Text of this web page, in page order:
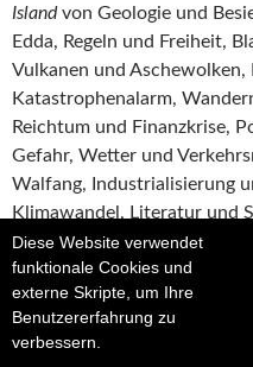
Diese Website verwendet
funktionale Cookies und
externe Skripte, um Ihre
Benutzererfahrung zu
verbessern.
Islandvon Geologie und
Edda, Regeln und Freiheit,
Vulkanen und Aschewolken,
Katastrophenalarm,
Reichtum und Finanzkrise,
Gefahr, Wetter und
Walfang, Industrialisierung
Klimawandel, Literatur und
Þingvallavatn, Halldór
und dem „echten“ Island,
Fußball und Islandpferden,
Wasabi und Alkohol.